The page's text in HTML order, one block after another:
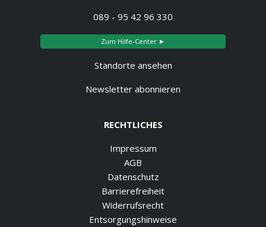
089 - 95 42 96 330
Zum Hilfe-Center ►
Standorte ansehen
Newsletter abonnieren
RECHTLICHES
Impressum
AGB
Datenschutz
Barrierefreiheit
Widerrufsrecht
Entsorgungshinweise